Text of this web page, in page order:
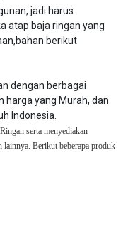
jadi harus
atap baja ringan yang
berikut
dengan berbagai
harga yang Murah, dan
Indonesia.
serta menyediakan
lainnya. Berikut beberapa produk